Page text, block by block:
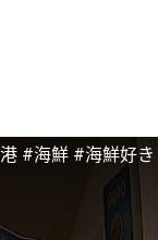
#海鮮 #海鮮好き